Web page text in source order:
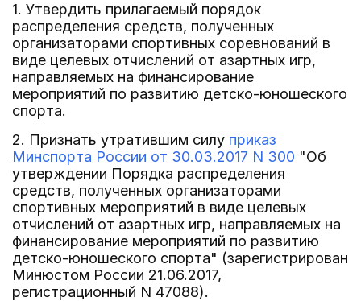
1. Утвердить прилагаемый порядок
распределения средств, полученных
организаторами спортивных соревнований в
виде целевых отчислений от азартных игр,
направляемых на финансирование
мероприятий по развитию детско-юношеского
спорта.
2. Признать утратившим силу приказ
Минспорта России от 30.03.2017 N 300 "Об
утверждении Порядка распределения
средств, полученных организаторами
спортивных мероприятий в виде целевых
отчислений от азартных игр, направляемых на
финансирование мероприятий по развитию
детско-юношеского спорта" (зарегистрирован
Минюстом России 21.06.2017,
регистрационный N 47088).